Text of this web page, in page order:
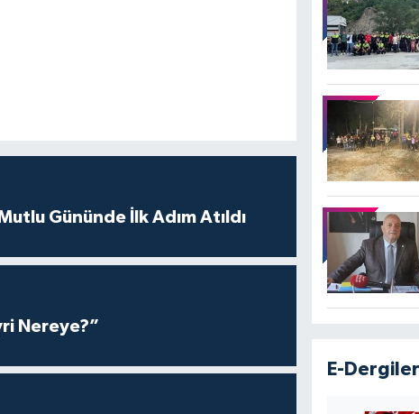
Gününde İlk Adım Atıldı
Nereye?”
E-Dergiler